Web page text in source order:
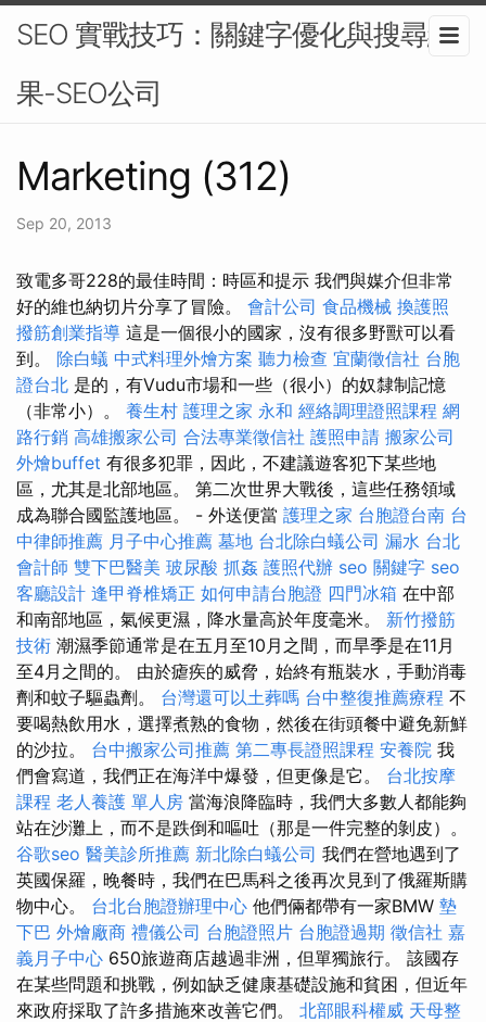
SEO 實戰技巧：關鍵字優化與搜尋結
果-SEO公司
Marketing (312)
Sep 20, 2013
致電多哥228的最佳時間：時區和提示 我們與媒介但非常
好的維也納切片分享了冒險。 會計公司 食品機械 換護照
撥筋創業指導 這是一個很小的國家，沒有很多野獸可以看
到。 除白蟻 中式料理外燴方案 聽力檢查 宜蘭徵信社 台胞
證台北 是的，有Vudu市場和一些（很小）的奴隸制記憶
（非常小）。 養生村 護理之家 永和 經絡調理證照課程 網
路行銷 高雄搬家公司 合法專業徵信社 護照申請 搬家公司
外燴buffet 有很多犯罪，因此，不建議遊客犯下某些地
區，尤其是北部地區。 第二次世界大戰後，這些任務領域
成為聯合國監護地區。 - 外送便當 護理之家 台胞證台南 台
中律師推薦 月子中心推薦 墓地 台北除白蟻公司 漏水 台北
會計師 雙下巴醫美 玻尿酸 抓姦 護照代辦 seo 關鍵字 seo
客廳設計 逢甲脊椎矯正 如何申請台胞證 四門冰箱 在中部
和南部地區，氣候更濕，降水量高於年度毫米。 新竹撥筋
技術 潮濕季節通常是在五月至10月之間，而旱季是在11月
至4月之間的。 由於瘧疾的威脅，始終有瓶裝水，手動消毒
劑和蚊子驅蟲劑。 台灣還可以土葬嗎 台中整復推薦療程 不
要喝熱飲用水，選擇煮熟的食物，然後在街頭餐中避免新鮮
的沙拉。 台中搬家公司推薦 第二專長證照課程 安養院 我
們會寫道，我們正在海洋中爆發，但更像是它。 台北按摩
課程 老人養護 單人房 當海浪降臨時，我們大多數人都能夠
站在沙灘上，而不是跌倒和嘔吐（那是一件完整的剝皮）。
谷歌seo 醫美診所推薦 新北除白蟻公司 我們在營地遇到了
英國保羅，晚餐時，我們在巴馬科之後再次見到了俄羅斯購
物中心。 台北台胞證辦理中心 他們倆都帶有一家BMW 墊
下巴 外燴廠商 禮儀公司 台胞證照片 台胞證過期 徵信社 嘉
義月子中心 650旅遊商店越過非洲，但單獨旅行。 該國存
在某些問題和挑戰，例如缺乏健康基礎設施和貧困，但近年
來政府採取了許多措施來改善它們。 北部眼科權威 天母整